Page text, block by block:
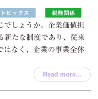
トピックス 税務関係
でしょうか。企業価値担
新たな制度であり、従来
はなく、企業の事業全体
Read more...